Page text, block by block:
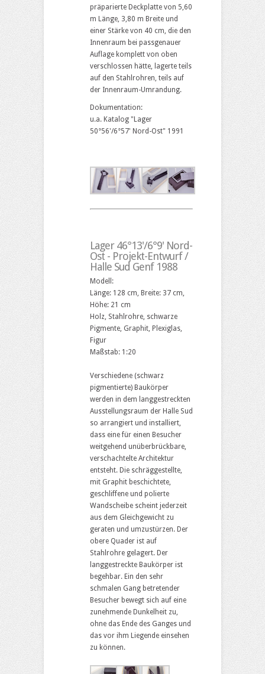
präparierte Deckplatte von 5,60
m Länge, 3,80 m Breite und
einer Stärke von 40 cm, die den
Innenraum bei passgenauer
Auflage komplett von oben
verschlossen hätte, lagerte teils
auf den Stahlrohren, teils auf
der Innenraum-Umrandung.
Dokumentation:
u.a. Katalog "Lager
50°56'/6°57' Nord-Ost" 1991
Lager 46°13'/6°9' Nord-
Ost - Projekt-Entwurf /
Halle Sud Genf 1988
Modell:
Länge: 128 cm, Breite: 37 cm,
Höhe: 21 cm
Holz, Stahlrohre, schwarze
Pigmente, Graphit, Plexiglas,
Figur
Maßstab: 1:20
Verschiedene (schwarz
pigmentierte) Baukörper
werden in dem langgestreckten
Ausstellungsraum der Halle Sud
so arrangiert und installiert,
dass eine für einen Besucher
weitgehend unüberbrückbare,
verschachtelte Architektur
entsteht. Die schräggestellte,
mit Graphit beschichtete,
geschliffene und polierte
Wandscheibe scheint jederzeit
aus dem Gleichgewicht zu
geraten und umzustürzen. Der
obere Quader ist auf
Stahlrohre gelagert. Der
langgestreckte Baukörper ist
begehbar. Ein den sehr
schmalen Gang betretender
Besucher bewegt sich auf eine
zunehmende Dunkelheit zu,
ohne das Ende des Ganges und
das vor ihm Liegende einsehen
zu können.